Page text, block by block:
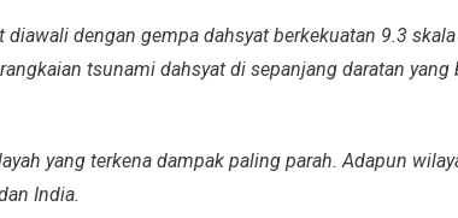
diawali dengan gempa dahsyat berkekuatan 9.3
tsunami dahsyat di sepanjang daratan
yang terkena dampak paling parah. Adapun
India.